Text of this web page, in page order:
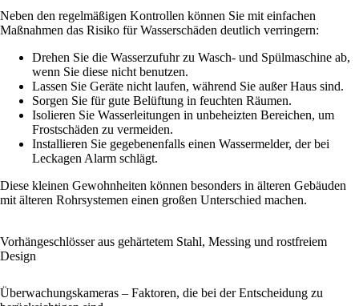
Neben den regelmäßigen Kontrollen können Sie mit einfachen
Maßnahmen das Risiko für Wasserschäden deutlich verringern:
Drehen Sie die Wasserzufuhr zu Wasch- und Spülmaschine ab,
wenn Sie diese nicht benutzen.
Lassen Sie Geräte nicht laufen, während Sie außer Haus sind.
Sorgen Sie für gute Belüftung in feuchten Räumen.
Isolieren Sie Wasserleitungen in unbeheizten Bereichen, um
Frostschäden zu vermeiden.
Installieren Sie gegebenenfalls einen Wassermelder, der bei
Leckagen Alarm schlägt.
Diese kleinen Gewohnheiten können besonders in älteren Gebäuden
mit älteren Rohrsystemen einen großen Unterschied machen.
Vorhängeschlösser aus gehärtetem Stahl, Messing und rostfreiem
Design
Überwachungskameras – Faktoren, die bei der Entscheidung zu